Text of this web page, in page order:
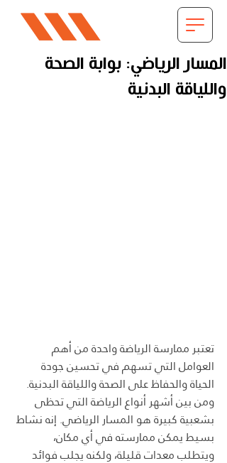
المسار الرياضي: بوابة الصحة
واللياقة البدنية
تعتبر ممارسة الرياضة واحدة من أهم
العوامل التي تسهم في تحسين جودة
الحياة والحفاظ على الصحة واللياقة البدنية.
ومن بين أشهر أنواع الرياضة التي تحظى
بشعبية كبيرة هو المسار الرياضي. إنه نشاط
بسيط يمكن ممارسته في أي مكان،
ويتطلب معدات قليلة، ولكنه يجلب فوائد